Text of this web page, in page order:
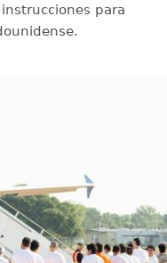
para